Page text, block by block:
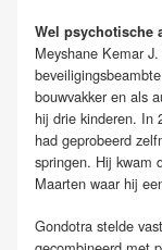
Wel psychotische
Meyshane Kemar
bouwvakker en als
hij drie kinderen. In
had geprobeerd
springen. Hij kwam
Maarten waar hij
Gondotra stelde